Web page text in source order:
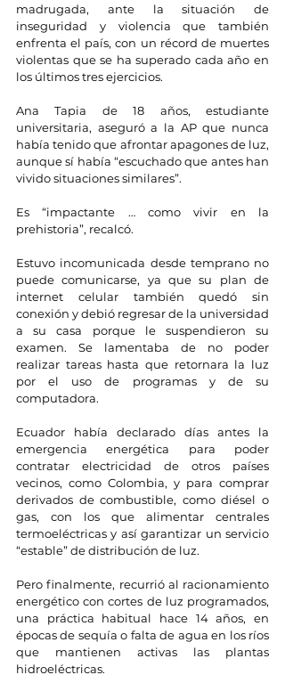
madrugada, ante la situación de
inseguridad y violencia que también
enfrenta el país, con un récord de muertes
violentas que se ha superado cada año en
los últimos tres ejercicios.
Ana Tapia de 18 años, estudiante
universitaria, aseguró a la AP que nunca
había tenido que afrontar apagones de luz,
aunque sí había “escuchado que antes han
vivido situaciones similares”.
Es “impactante … como vivir en la
prehistoria”, recalcó.
Estuvo incomunicada desde temprano no
puede comunicarse, ya que su plan de
internet celular también quedó sin
conexión y debió regresar de la universidad
a su casa porque le suspendieron su
examen. Se lamentaba de no poder
realizar tareas hasta que retornara la luz
por el uso de programas y de su
computadora.
Ecuador había declarado días antes la
emergencia energética para poder
contratar electricidad de otros países
vecinos, como Colombia, y para comprar
derivados de combustible, como diésel o
gas, con los que alimentar centrales
termoeléctricas y así garantizar un servicio
“estable” de distribución de luz.
Pero finalmente, recurrió al racionamiento
energético con cortes de luz programados,
una práctica habitual hace 14 años, en
épocas de sequía o falta de agua en los ríos
que mantienen activas las plantas
hidroeléctricas.